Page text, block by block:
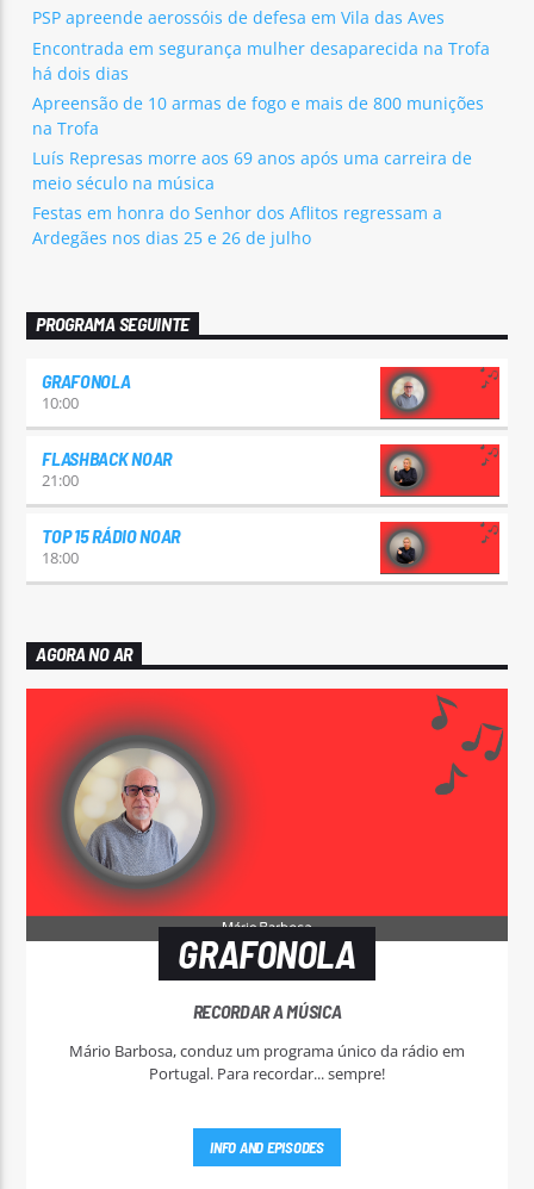
PSP apreende aerossóis de defesa em Vila das Aves
Encontrada em segurança mulher desaparecida na Trofa
há dois dias
Apreensão de 10 armas de fogo e mais de 800 munições
na Trofa
Luís Represas morre aos 69 anos após uma carreira de
meio século na música
Festas em honra do Senhor dos Aflitos regressam a
Ardegães nos dias 25 e 26 de julho
PROGRAMA SEGUINTE
GRAFONOLA
10:00
FLASHBACK NOAR
21:00
TOP 15 RÁDIO NOAR
18:00
AGORA NO AR
GRAFONOLA
RECORDAR A MÚSICA
Mário Barbosa, conduz um programa único da rádio em
Portugal. Para recordar... sempre!
INFO AND EPISODES